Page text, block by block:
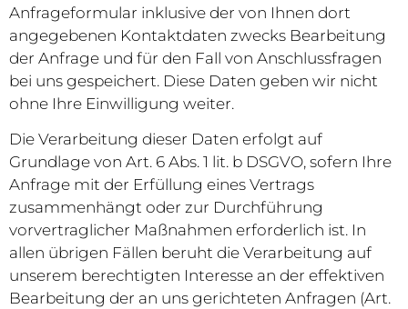
Anfrageformular inklusive der von Ihnen dort
angegebenen Kontaktdaten zwecks Bearbeitung
der Anfrage und für den Fall von Anschlussfragen
bei uns gespeichert. Diese Daten geben wir nicht
ohne Ihre Einwilligung weiter.
Die Verarbeitung dieser Daten erfolgt auf
Grundlage von Art. 6 Abs. 1 lit. b DSGVO, sofern Ihre
Anfrage mit der Erfüllung eines Vertrags
zusammenhängt oder zur Durchführung
vorvertraglicher Maßnahmen erforderlich ist. In
allen übrigen Fällen beruht die Verarbeitung auf
unserem berechtigten Interesse an der effektiven
Bearbeitung der an uns gerichteten Anfragen (Art.